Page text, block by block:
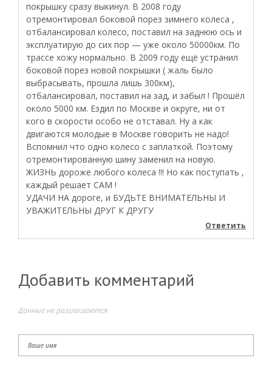
покрышку сразу выкинул. В 2008 году
отремонтировал боковой порез зимнего колеса ,
отбалансировал колесо, поставил на заднюю ось и
эксплуатирую до сих пор — уже около 50000км. По
трассе хожу нормально. В 2009 году ещё устранил
боковой порез новой покрышки ( жаль было
выбрасывать, прошла лишь 300км),
отбалансировал, поставил на зад, и забыл ! Прошёл
около 5000 км. Ездил по Москве и округе, ни от
кого в скорости особо не отставал. Ну а как
двигаются молодые в Москве говорить не надо!
Вспомнил что одно колесо с заплаткой. Поэтому
отремонтированную шину заменил на новую.
ЖИЗНЬ дороже любого колеса !!! Но как поступать ,
каждый решает САМ !
УДАЧИ НА дороге, и БУДЬТЕ ВНИМАТЕЛЬНЫ И
УВАЖИТЕЛЬНЫ ДРУГ К ДРУГУ
Ответить
Добавить комментарий
Данные не разглашаются